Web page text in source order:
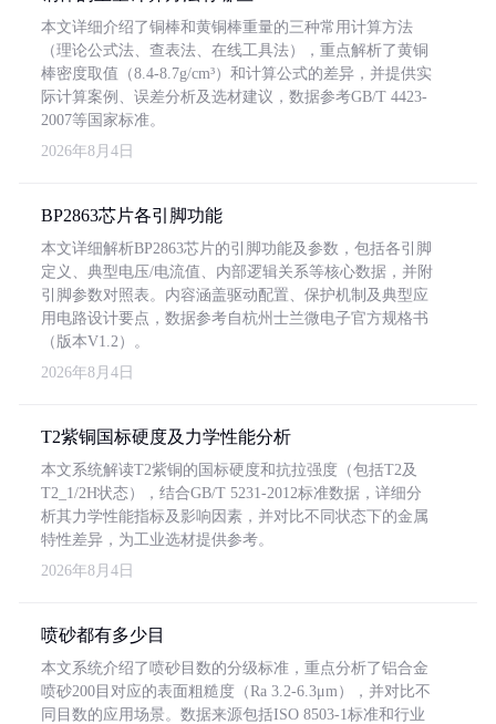
本文详细介绍了铜棒和黄铜棒重量的三种常用计算方法
（理论公式法、查表法、在线工具法），重点解析了黄铜
棒密度取值（8.4-8.7g/cm³）和计算公式的差异，并提供实
际计算案例、误差分析及选材建议，数据参考GB/T 4423-
2007等国家标准。
2026年8月4日
BP2863芯片各引脚功能
本文详细解析BP2863芯片的引脚功能及参数，包括各引脚
定义、典型电压/电流值、内部逻辑关系等核心数据，并附
引脚参数对照表。内容涵盖驱动配置、保护机制及典型应
用电路设计要点，数据参考自杭州士兰微电子官方规格书
（版本V1.2）。
2026年8月4日
T2紫铜国标硬度及力学性能分析
本文系统解读T2紫铜的国标硬度和抗拉强度（包括T2及
T2_1/2H状态），结合GB/T 5231-2012标准数据，详细分
析其力学性能指标及影响因素，并对比不同状态下的金属
特性差异，为工业选材提供参考。
2026年8月4日
喷砂都有多少目
本文系统介绍了喷砂目数的分级标准，重点分析了铝合金
喷砂200目对应的表面粗糙度（Ra 3.2-6.3μm），并对比不
同目数的应用场景。数据来源包括ISO 8503-1标准和行业